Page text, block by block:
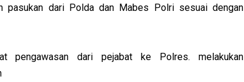
pasukan dari Polda dan Mabes Polri sesuai dengan
pengawasan dari pejabat ke Polres. melakukan